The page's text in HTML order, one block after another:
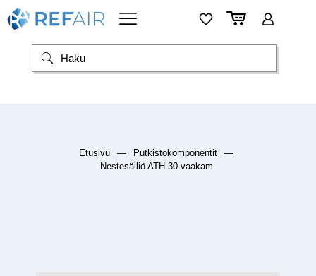
Etusivu — Putkistokomponentit
—
Nestesäiliö ATH-30 vaakam.